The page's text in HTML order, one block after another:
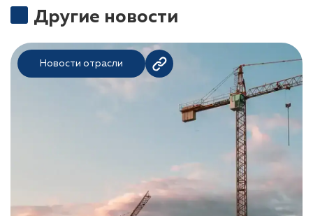
Другие новости
Новости отрасли